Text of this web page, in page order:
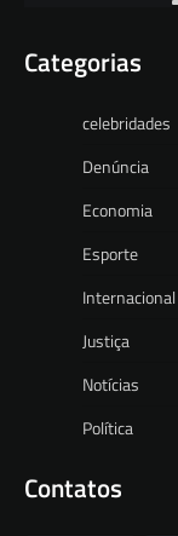
Categorias
celebridades
Denúncia
Economia
Esporte
Internacional
Justiça
Notícias
Política
Contatos